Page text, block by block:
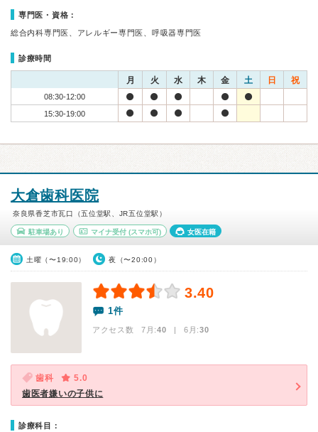
専門医・資格：
総合内科専門医、アレルギー専門医、呼吸器専門医
診療時間
月 火 水 木 金 土 日 祝
08:30-12:00
15:30-19:00
大倉歯科医院
奈良県香芝市瓦口（五位堂駅、JR五位堂駅）
駐車場あり マイナ受付(スマホ可) 女医在籍
土曜（〜19:00） 夜（〜20:00）
3.40
1件
アクセス数 7月:40 | 6月:30
歯科
5.0
歯医者嫌いの子供に
診療科目：